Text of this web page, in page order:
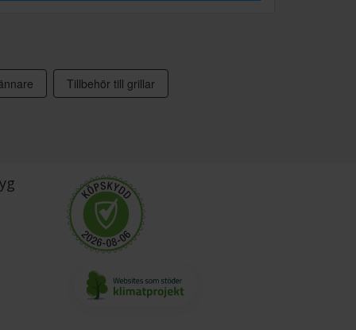
Tillbehör till grillar